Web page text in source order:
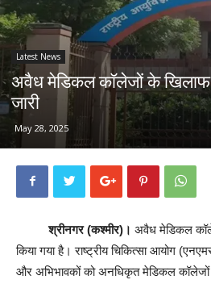
Latest News
अवैध मेडिकल कॉलेजों के खिलाफ
जारी
May 28, 2025
श्रीनगर (कश्मीर)। अवैध मेडिकल
किया गया है। राष्ट्रीय चिकित्सा आयोग
और अभिभावकों को अनधिकृत मेडिकल